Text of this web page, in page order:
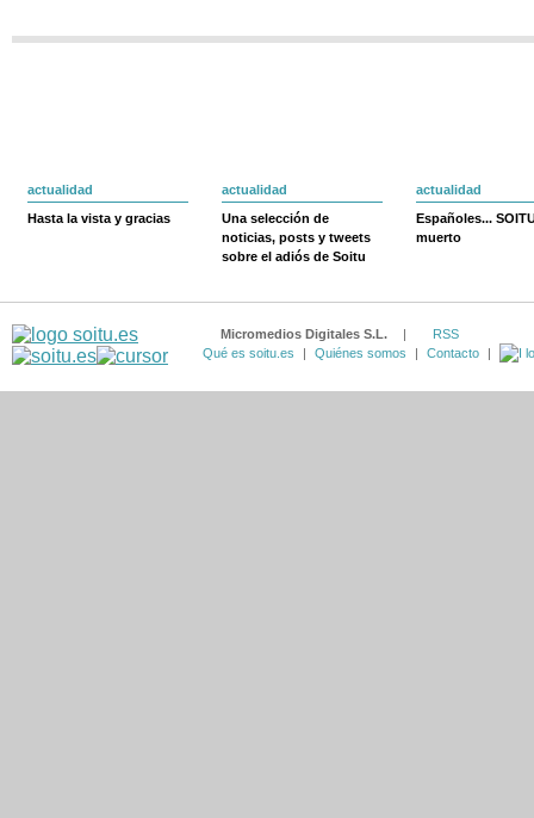
actualidad
Hasta la vista y gracias
actualidad
Una selección de
noticias, posts y tweets
sobre el adiós de Soitu
actualidad
Españoles...
muerto
Micromedios Digitales S.L. |
RSS
Qué es soitu.es
| Quiénes somos | Contacto |